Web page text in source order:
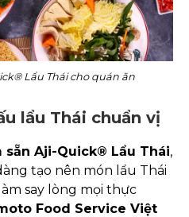
Lẩu Thái cho quán ăn
lẩu Thái chuẩn vị
sẵn Aji-Quick® Lẩu Thái,
tạo nên món lẩu Thái
say lòng mọi thực
Food Service Việt